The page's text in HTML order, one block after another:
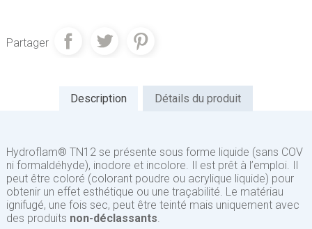
Partager
Description Détails du produit
Hydroflam® TN12 se présente sous forme liquide (sans COV
ni formaldéhyde), inodore et incolore. Il est prêt à l’emploi. Il
peut être coloré (colorant poudre ou acrylique liquide) pour
obtenir un effet esthétique ou une traçabilité. Le matériau
ignifugé, une fois sec, peut être teinté mais uniquement avec
des produits non-déclassants.